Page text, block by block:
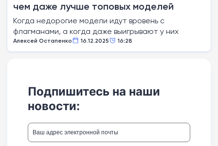
чем даже лучше топовых моделей
Когда недорогие модели идут вровень с
флагманами, а когда даже выигрывают у них
Алексей Остапенко 16.12.2025 16:28
Подпишитесь на наши
новости: